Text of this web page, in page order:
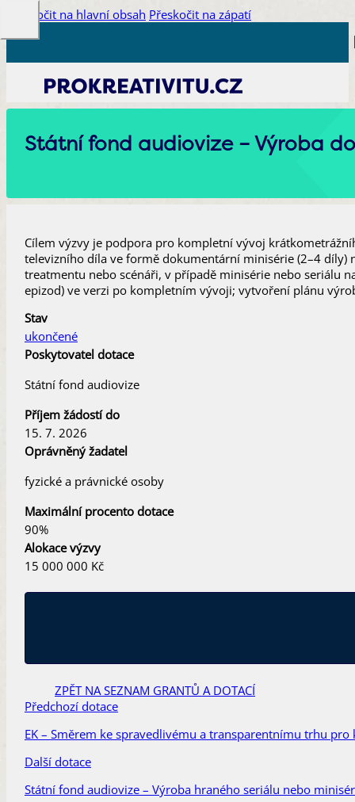
Přeskočit na hlavní obsah Přeskočit na zápatí
Státní fond audiovize – Výroba
Cílem výzvy je podpora pro kompletní vývoj
televizního díla ve formě dokumentární minisérie (2–4
treatmentu nebo scénáři, v případě minisérie nebo seriálu
epizod) ve verzi po kompletním vývoji; vytvoření plánu
Stav
ukončené
Poskytovatel dotace
Státní fond audiovize
Příjem žádostí do
15. 7. 2026
Oprávněný žadatel
fyzické a právnické osoby
Maximální procento dotace
90%
Alokace výzvy
15 000 000 Kč
ZPĚT NA SEZNAM GRANTŮ A DOTACÍ
Předchozí dotace
EK – Směrem ke spravedlivému a transparentnímu trhu pro
Další dotace
Státní fond audiovize – Výroba hraného seriálu nebo